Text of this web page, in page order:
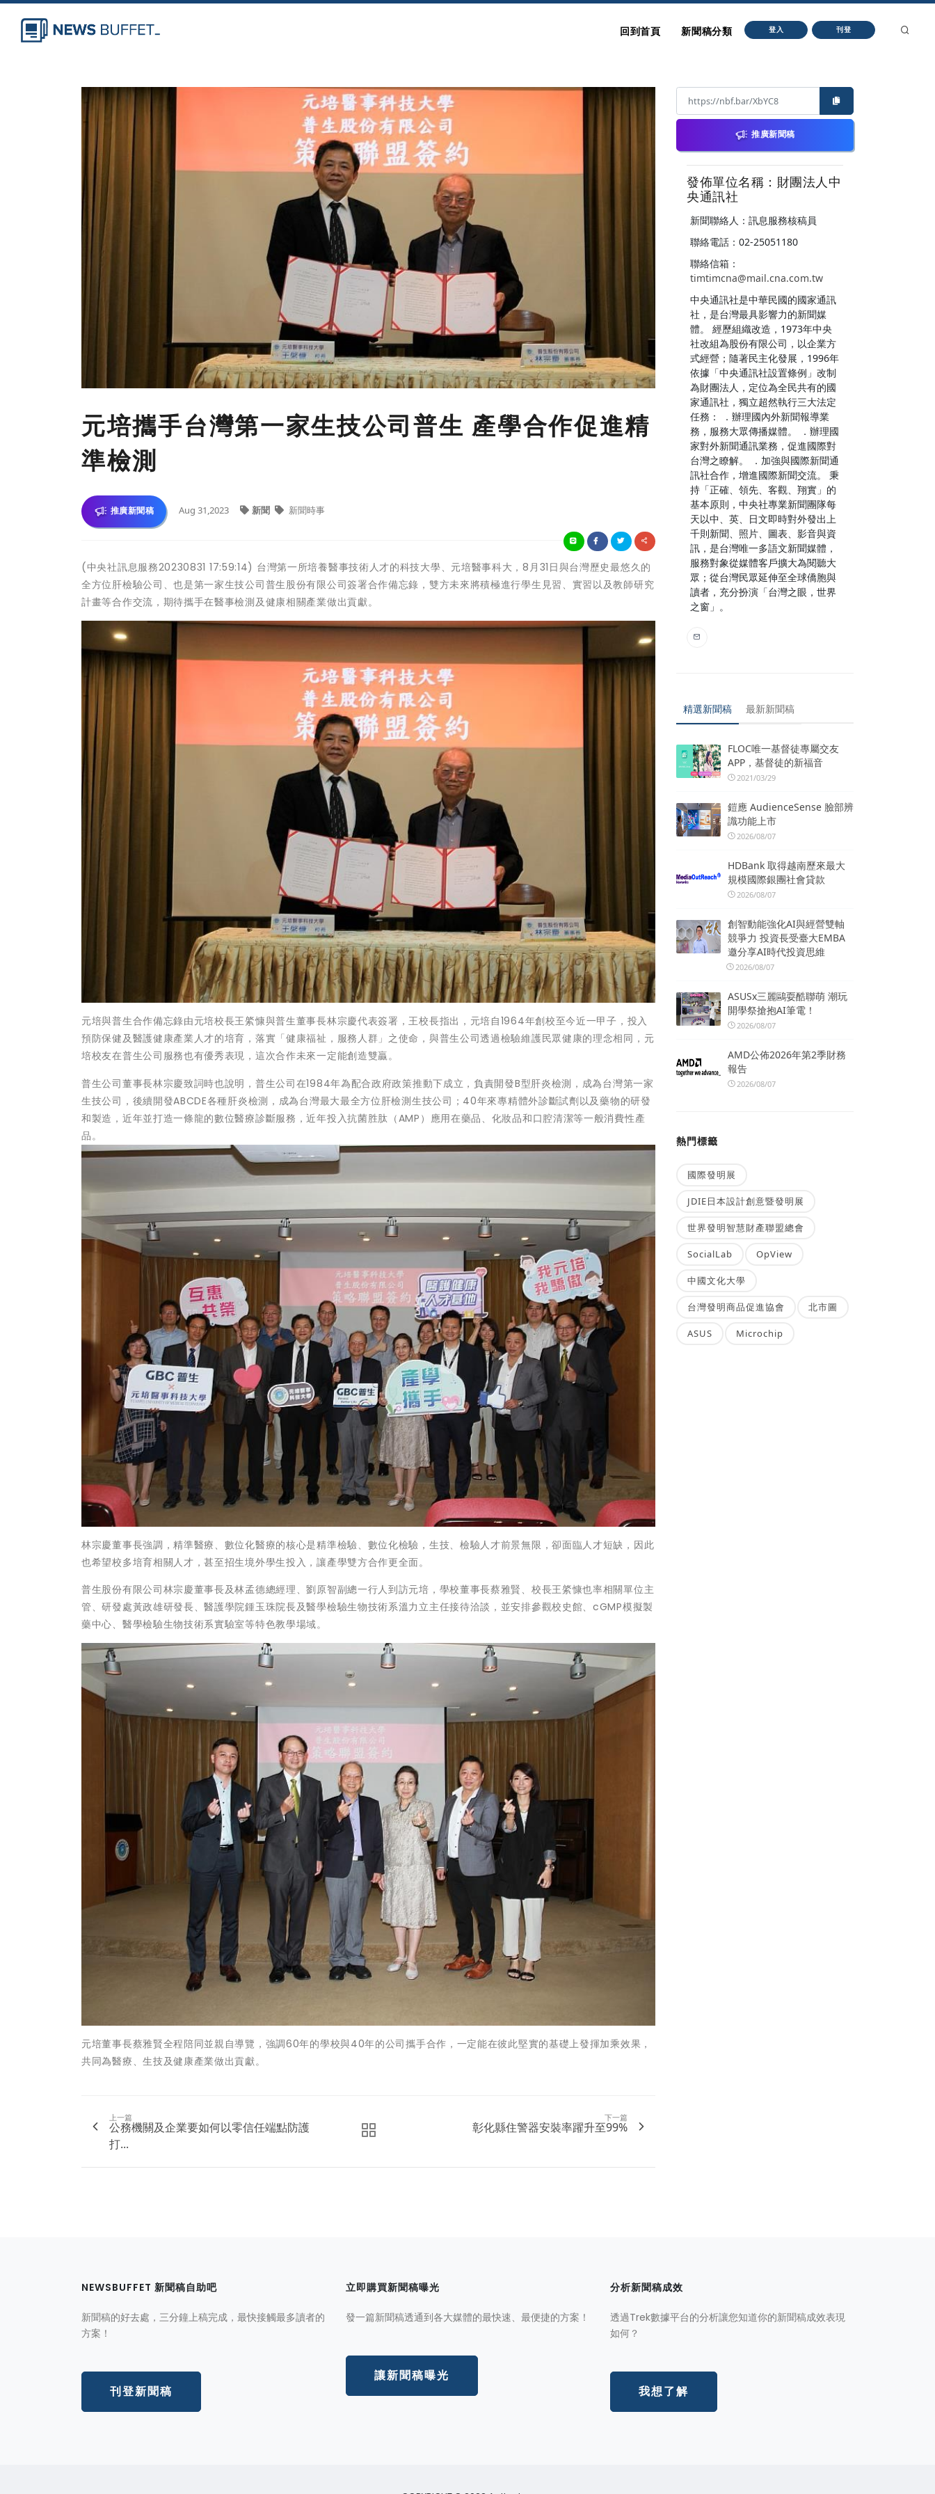
回到首頁 新聞稿分類 登入 刊登
元培攜手台灣第一家生技公司普生 產學合作促進精
準檢測
推廣新聞稿 Aug 31,2023 新聞 新聞時事
(中央社訊息服務20230831 17:59:14) 台灣第一所培養醫事技術人才的科技大學、元培醫事科大，8月31日與台灣歷史最悠久的
全方位肝檢驗公司、也是第一家生技公司普生股份有限公司簽署合作備忘錄，雙方未來將積極進行學生見習、實習以及教師研究
計畫等合作交流，期待攜手在醫事檢測及健康相關產業做出貢獻。
元培與普生合作備忘錄由元培校長王綮慷與普生董事長林宗慶代表簽署，王校長指出，元培自1964年創校至今近一甲子，投入
預防保健及醫護健康產業人才的培育，落實「健康福祉，服務人群」之使命，與普生公司透過檢驗維護民眾健康的理念相同，元
培校友在普生公司服務也有優秀表現，這次合作未來一定能創造雙贏。
普生公司董事長林宗慶致詞時也說明，普生公司在1984年為配合政府政策推動下成立，負責開發B型肝炎檢測，成為台灣第一家
生技公司，後續開發ABCDE各種肝炎檢測，成為台灣最大最全方位肝檢測生技公司；40年來專精體外診斷試劑以及藥物的研發
和製造，近年並打造一條龍的數位醫療診斷服務，近年投入抗菌胜肽（AMP）應用在藥品、化妝品和口腔清潔等一般消費性產
品。
林宗慶董事長強調，精準醫療、數位化醫療的核心是精準檢驗、數位化檢驗，生技、檢驗人才前景無限，卻面臨人才短缺，因此
也希望校多培育相關人才，甚至招生境外學生投入，讓產學雙方合作更全面。
普生股份有限公司林宗慶董事長及林孟德總經理、劉原智副總一行人到訪元培，學校董事長蔡雅賢、校長王綮慷也率相關單位主
管、研發處黃政雄研發長、醫護學院鍾玉珠院長及醫學檢驗生物技術系溫力立主任接待洽談，並安排參觀校史館、cGMP模擬製
藥中心、醫學檢驗生物技術系實驗室等特色教學場域。
元培董事長蔡雅賢全程陪同並親自導覽，強調60年的學校與40年的公司攜手合作，一定能在彼此堅實的基礎上發揮加乘效果，
共同為醫療、生技及健康產業做出貢獻。
上一篇
公務機關及企業要如何以零信任端點防護
打...
下一篇
彰化縣住警器安裝率躍升至99%
推廣新聞稿
發佈單位名稱：財團法人中
央通訊社
新聞聯絡人：訊息服務核稿員
聯絡電話：02-25051180
聯絡信箱：
timtimcna@mail.cna.com.tw
中央通訊社是中華民國的國家通訊
社，是台灣最具影響力的新聞媒
體。 經歷組織改造，1973年中央
社改組為股份有限公司，以企業方
式經營；隨著民主化發展，1996年
依據「中央通訊社設置條例」改制
為財團法人，定位為全民共有的國
家通訊社，獨立超然執行三大法定
任務： ．辦理國內外新聞報導業
務，服務大眾傳播媒體。 ．辦理國
家對外新聞通訊業務，促進國際對
台灣之瞭解。 ．加強與國際新聞通
訊社合作，增進國際新聞交流。 秉
持「正確、領先、客觀、翔實」的
基本原則，中央社專業新聞團隊每
天以中、英、日文即時對外發出上
千則新聞、照片、圖表、影音與資
訊，是台灣唯一多語文新聞媒體，
服務對象從媒體客戶擴大為閱聽大
眾；從台灣民眾延伸至全球僑胞與
讀者，充分扮演「台灣之眼，世界
之窗」。
精選新聞稿 最新新聞稿
FLOC唯一基督徒專屬交友
APP，基督徒的新福音
2021/03/29
鎧應 AudienceSense 臉部辨
識功能上市
2026/08/07
HDBank 取得越南歷來最大
規模國際銀團社會貸款
2026/08/07
創智動能強化AI與經營雙軸
競爭力 投資長受臺大EMBA
邀分享AI時代投資思維
2026/08/07
ASUSx三麗鷗耍酷聯萌 潮玩
開學祭搶抱AI筆電！
2026/08/07
AMD公佈2026年第2季財務
報告
2026/08/07
熱門標籤
國際發明展
JDIE日本設計創意暨發明展
世界發明智慧財產聯盟總會
SocialLab OpView
中國文化大學
台灣發明商品促進協會 北市圖
ASUS Microchip
NEWSBUFFET 新聞稿自助吧
新聞稿的好去處，三分鐘上稿完成，最快接觸最多讀者的
方案！
刊登新聞稿
立即購買新聞稿曝光
發一篇新聞稿透通到各大媒體的最快速、最便捷的方案！
讓新聞稿曝光
分析新聞稿成效
透過Trek數據平台的分析讓您知道你的新聞稿成效表現
如何？
我想了解